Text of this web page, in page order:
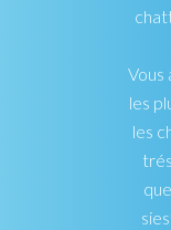
Vous
les
les